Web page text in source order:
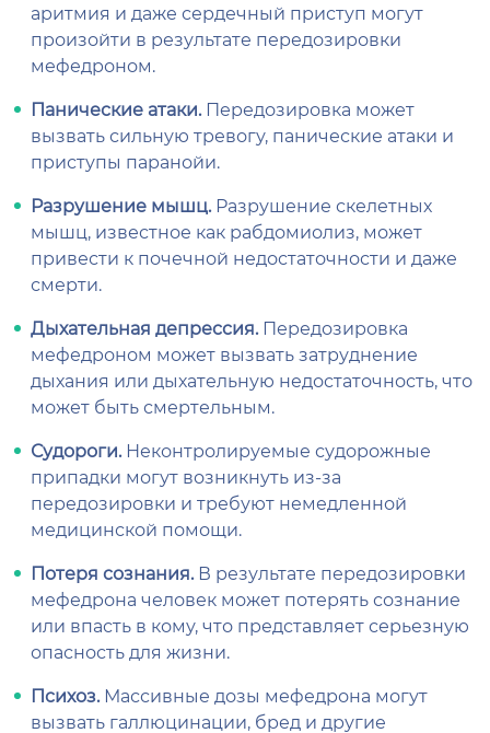
аритмия и даже сердечный приступ могут
произойти в результате передозировки
мефедроном.
Панические атаки.Передозировка может
вызвать сильную тревогу, панические атаки и
приступы паранойи.
Разрушение мышц.Разрушение скелетных
мышц, известное как рабдомиолиз, может
привести к почечной недостаточности и даже
смерти.
Дыхательная депрессия.Передозировка
мефедроном может вызвать затруднение
дыхания или дыхательную недостаточность, что
может быть смертельным.
Судороги.Неконтролируемые судорожные
припадки могут возникнуть из-за
передозировки и требуют немедленной
медицинской помощи.
Потеря сознания.В результате передозировки
мефедрона человек может потерять сознание
или впасть в кому, что представляет серьезную
опасность для жизни.
Психоз.Массивные дозы мефедрона могут
вызвать галлюцинации, бред и другие